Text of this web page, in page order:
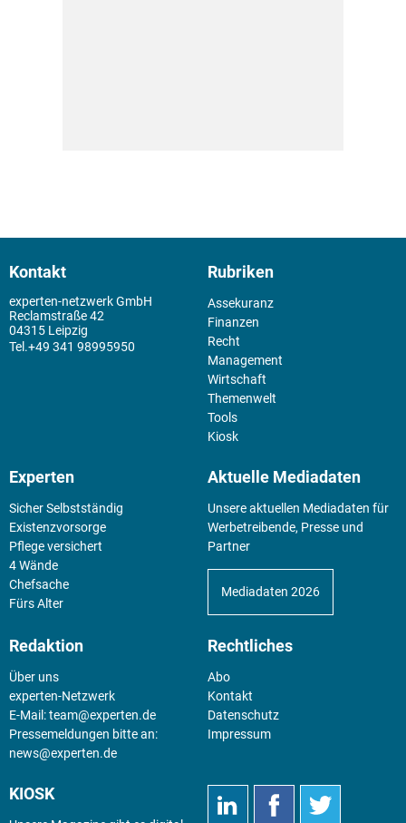
Kontakt
experten-netzwerk GmbH
Reclamstraße 42
04315 Leipzig
+49 341 98995950
Rubriken
Assekuranz
Finanzen
Recht
Management
Wirtschaft
Themenwelt
Tools
Kiosk
Experten
Sicher Selbstständig
Existenz­vorsorge
Pflege versichert
4 Wände
Chefsache
Fürs Alter
Aktuelle Mediadaten
Unsere aktuellen Mediadaten für
Werbetreibende, Presse und
Partner
Mediadaten 2026
Redaktion
Über uns
experten-Netzwerk
E-Mail:team@experten.de
Pressemeldungen bitte an:
news@experten.de
Rechtliches
Abo
Kontakt
Datenschutz
Impressum
KIOSK